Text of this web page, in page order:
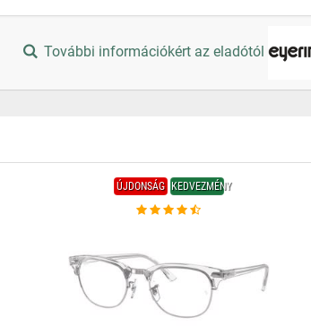
További információkért az eladótól
ÚJDONSÁG KEDVEZMÉNY